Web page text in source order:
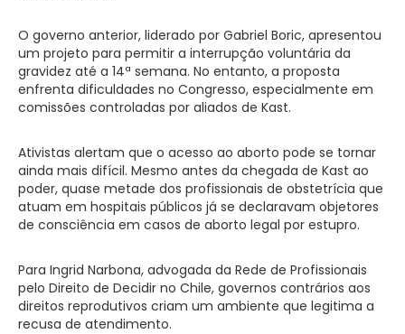
O governo anterior, liderado por Gabriel Boric, apresentou
um projeto para permitir a interrupção voluntária da
gravidez até a 14ª semana. No entanto, a proposta
enfrenta dificuldades no Congresso, especialmente em
comissões controladas por aliados de Kast.
Ativistas alertam que o acesso ao aborto pode se tornar
ainda mais difícil. Mesmo antes da chegada de Kast ao
poder, quase metade dos profissionais de obstetrícia que
atuam em hospitais públicos já se declaravam objetores
de consciência em casos de aborto legal por estupro.
Para Ingrid Narbona, advogada da Rede de Profissionais
pelo Direito de Decidir no Chile, governos contrários aos
direitos reprodutivos criam um ambiente que legitima a
recusa de atendimento.